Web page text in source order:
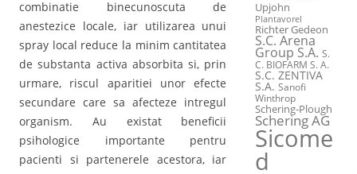
combinatie binecunoscuta de
anestezice locale, iar utilizarea unui
spray local reduce la minim cantitatea
de substanta activa absorbita si, prin
urmare, riscul aparitiei unor efecte
secundare care sa afecteze intregul
organism. Au existat beneficii
psihologice importante pentru
pacienti si partenerele acestora, iar
Upjohn
Plantavorel
Richter Gedeon
S.C. Arena
Group S.A. S.
C. BIOFARM S. A.
S.C. ZENTIVA
S.A. Sanofi
Winthrop
Schering-Plough
Schering AG
Sicome
d